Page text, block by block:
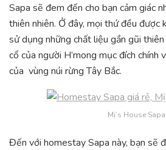
Sapa sẽ đem đến cho bạn cảm giác
thiên nhiên. Ở đây, mọi thứ đều được
sử dụng những chất liệu gần gũi
cổ của người H’mong mục đích chính
của vùng núi rừng Tây Bắc.
Mị’s House Sapa
Đến với homestay Sapa này, bạn sẽ